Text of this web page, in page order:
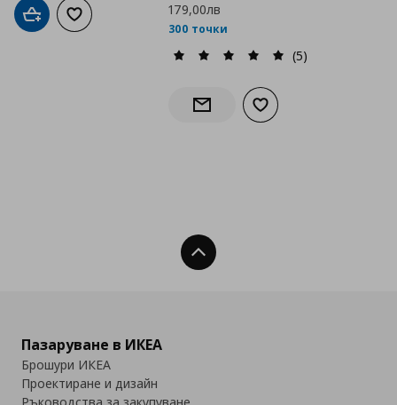
Добави в кошницата
Добави към списъка с любими
179,00лв
300 точки
(5)
Информирай ме за наличност
Добави към списъка
Нагоре
Пазаруване в ИКЕА
Брошури ИКЕА
Проектиране и дизайн